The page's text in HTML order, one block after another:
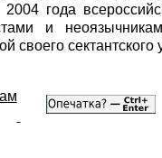
года
и
своего сектантского